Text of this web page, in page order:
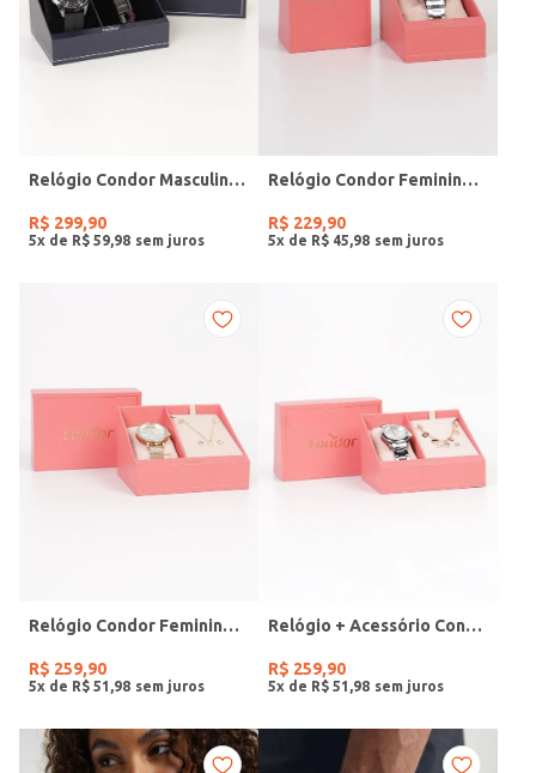
Relógio Condor Masculino PRETO
R$ 299,90
5x de R$ 59 98
Relógio Condor Feminino PRATA
R$ 229,90
5x de R$ 45 98
Relógio Condor Feminino DOURADO
R$ 259,90
5x de R$ 51 98
Relógio + Acessório Condor Feminino PRATA
R$ 259,90
5x de R$ 51 98